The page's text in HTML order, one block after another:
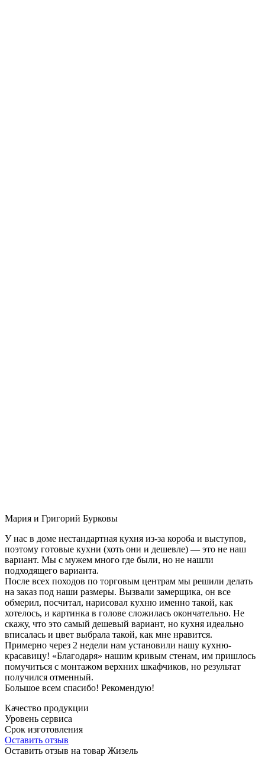
Мария и Григорий Бурковы
У нас в доме нестандартная кухня из-за короба и выступов,
поэтому готовые кухни (хоть они и дешевле) — это не наш
вариант. Мы с мужем много где были, но не нашли
подходящего варианта.
После всех походов по торговым центрам мы решили делать
на заказ под наши размеры. Вызвали замерщика, он все
обмерил, посчитал, нарисовал кухню именно такой, как
хотелось, и картинка в голове сложилась окончательно. Не
скажу, что это самый дешевый вариант, но кухня идеально
вписалась и цвет выбрала такой, как мне нравится.
Примерно через 2 недели нам установили нашу кухню-
красавицу! «Благодаря» нашим кривым стенам, им пришлось
помучиться с монтажом верхних шкафчиков, но результат
получился отменный.
Большое всем спасибо! Рекомендую!
Качество продукции
Уровень сервиса
Срок изготовления
Оставить отзыв
Оставить отзыв на товар Жизель